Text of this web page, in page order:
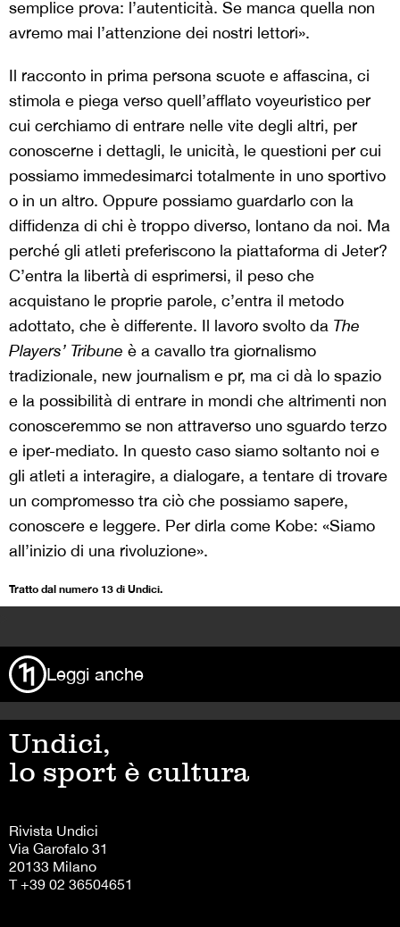
semplice prova: l’autenticità. Se manca quella non
avremo mai l’attenzione dei nostri lettori».
Il racconto in prima persona scuote e affascina, ci
stimola e piega verso quell’afflato voyeuristico per
cui cerchiamo di entrare nelle vite degli altri, per
conoscerne i dettagli, le unicità, le questioni per cui
possiamo immedesimarci totalmente in uno sportivo
o in un altro. Oppure possiamo guardarlo con la
diffidenza di chi è troppo diverso, lontano da noi. Ma
perché gli atleti preferiscono la piattaforma di Jeter?
C’entra la libertà di esprimersi, il peso che
acquistano le proprie parole, c’entra il metodo
adottato, che è differente. Il lavoro svolto da The
Players’ Tribune è a cavallo tra giornalismo
tradizionale, new journalism e pr, ma ci dà lo spazio
e la possibilità di entrare in mondi che altrimenti non
conosceremmo se non attraverso uno sguardo terzo
e iper-mediato. In questo caso siamo soltanto noi e
gli atleti a interagire, a dialogare, a tentare di trovare
un compromesso tra ciò che possiamo sapere,
conoscere e leggere. Per dirla come Kobe: «Siamo
all’inizio di una rivoluzione».
Tratto dal numero 13 di Undici.
Leggi anche
Undici,
lo sport è cultura
Rivista Undici
Via Garofalo 31
20133 Milano
T +39 02 36504651